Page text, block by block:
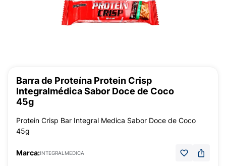
Barra de Proteína Protein Crisp
Integralmédica Sabor Doce de Coco
45g
Protein Crisp Bar Integral Medica Sabor Doce de Coco
45g
Marca:INTEGRALMEDICA